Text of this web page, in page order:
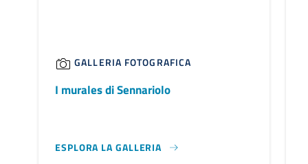
GALLERIA FOTOGRAFICA
I murales di Sennariolo
ESPLORA LA GALLERIA